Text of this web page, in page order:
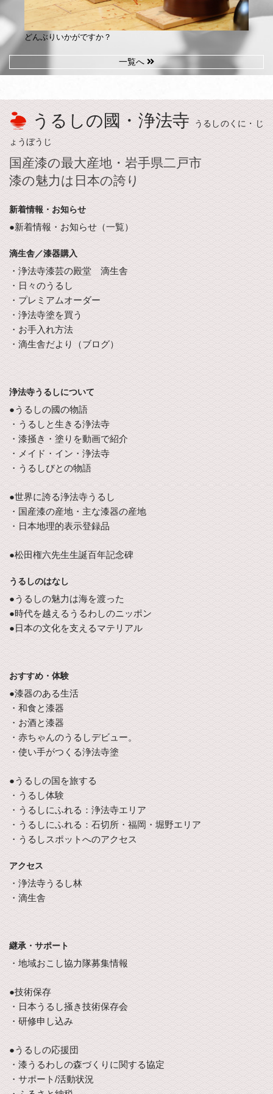
どんぶりいかがですか？
一覧へ
うるしの國・浄法寺
うるしのくに・じ
ょうぼうじ
国産漆の最大産地・岩手県二戸市
漆の魅力は日本の誇り
新着情報・お知らせ
●新着情報・お知らせ（一覧）
滴生舎／漆器購入
・浄法寺漆芸の殿堂 滴生舎
・日々のうるし
・プレミアムオーダー
・浄法寺塗を買う
・お手入れ方法
・滴生舎だより（ブログ）
浄法寺うるしについて
●うるしの國の物語
・うるしと生きる浄法寺
・漆掻き・塗りを動画で紹介
・メイド・イン・浄法寺
・うるしびとの物語
●世界に誇る浄法寺うるし
・国産漆の産地・主な漆器の産地
・日本地理的表示登録品
●松田権六先生生誕百年記念碑
うるしのはなし
●うるしの魅力は海を渡った
●時代を越えるうるわしのニッポン
●日本の文化を支えるマテリアル
おすすめ・体験
●漆器のある生活
・和食と漆器
・お酒と漆器
・赤ちゃんのうるしデビュー。
・使い手がつくる浄法寺塗
●うるしの国を旅する
・うるし体験
・うるしにふれる：浄法寺エリア
・うるしにふれる：石切所・福岡・堀野エリア
・うるしスポットへのアクセス
アクセス
・浄法寺うるし林
・滴生舎
継承・サポート
・地域おこし協力隊募集情報
●技術保存
・日本うるし掻き技術保存会
・研修申し込み
●うるしの応援団
・漆うるわしの森づくりに関する協定
・サポート/活動状況